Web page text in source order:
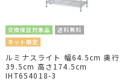
交換保証対象品
送料無料
ネット限定
ルミナスライト 幅64.5cm 奥行
39.5cm 高さ174.5cm
IHT654018-3